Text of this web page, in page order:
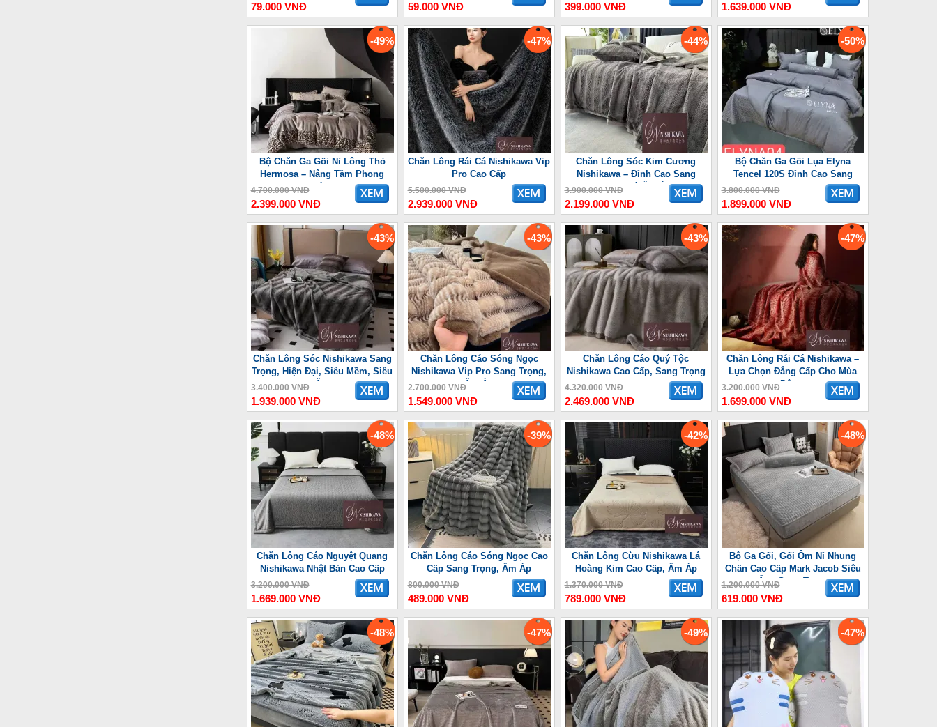
79.000 VNĐ 59.000 VNĐ 399.000 VNĐ 1.639.000 VNĐ
-49%
Bộ Chăn Ga Gối Nỉ Lông Thỏ
Hermosa – Nâng Tầm Phong
Cách
4.700.000 VNĐ
2.399.000 VNĐ
-47%
Chăn Lông Rái Cá Nishikawa Vip
Pro Cao Cấp
5.500.000 VNĐ
2.939.000 VNĐ
-44%
Chăn Lông Sóc Kim Cương
Nishikawa – Đỉnh Cao Sang
Trọng Và Ấm Áp
3.900.000 VNĐ
2.199.000 VNĐ
-50%
Bộ Chăn Ga Gối Lụa Elyna
Tencel 120S Đỉnh Cao Sang
Trọng
3.800.000 VNĐ
1.899.000 VNĐ
-43%
Chăn Lông Sóc Nishikawa Sang
Trọng, Hiện Đại, Siêu Mềm, Siêu
Ấm
3.400.000 VNĐ
1.939.000 VNĐ
-43%
Chăn Lông Cáo Sóng Ngọc
Nishikawa Vip Pro Sang Trọng,
Ấm Áp
2.700.000 VNĐ
1.549.000 VNĐ
-43%
Chăn Lông Cáo Quý Tộc
Nishikawa Cao Cấp, Sang Trọng
4.320.000 VNĐ
2.469.000 VNĐ
-47%
Chăn Lông Rái Cá Nishikawa –
Lựa Chọn Đẳng Cấp Cho Mùa
Đông
3.200.000 VNĐ
1.699.000 VNĐ
-48%
Chăn Lông Cáo Nguyệt Quang
Nishikawa Nhật Bản Cao Cấp
3.200.000 VNĐ
1.669.000 VNĐ
-39%
Chăn Lông Cáo Sóng Ngọc Cao
Cấp Sang Trọng, Ấm Áp
800.000 VNĐ
489.000 VNĐ
-42%
Chăn Lông Cừu Nishikawa Lá
Hoàng Kim Cao Cấp, Ấm Áp
1.370.000 VNĐ
789.000 VNĐ
-48%
Bộ Ga Gối, Gối Ôm Nỉ Nhung
Chần Cao Cấp Mark Jacob Siêu
Ấm, Sang Trọng
1.200.000 VNĐ
619.000 VNĐ
-48% -47% -49% -47%